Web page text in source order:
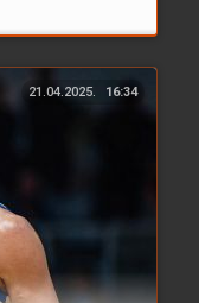
21.04.2025. 16:34